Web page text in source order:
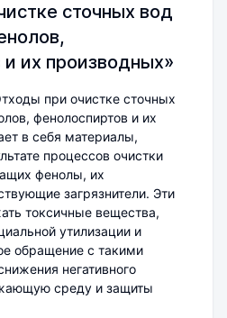
сточных вод
их производных»
при очистке сточных
фенолоспиртов и их
в себя материалы,
процессов очистки
фенолы, их
загрязнители. Эти
токсичные вещества,
утилизации и
обращение с такими
негативного
среду и защиты